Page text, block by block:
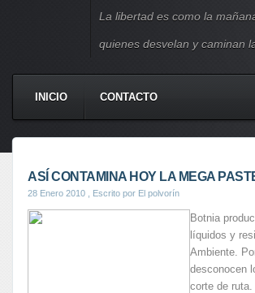
La libertad es como la
quienes desvelan y caminan
INICIO CONTACTO
ASÍ CONTAMINA HOY LA MEGA
28 Enero 2010 , Escrito por El polvorín
Botnia
líquidos y
Ambiente.
desconocen
corte de